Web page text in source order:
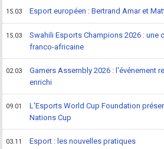
15.03 Esport européen : Bertrand Amar et
15.03
Swahili Esports Champions 2026 : une
franco-africaine
02.03
Gamers Assembly 2026 : l'événement
enrichi
09.01
L'Esports World Cup Foundation
Nations Cup
03.11 Esport : les nouvelles pratiques